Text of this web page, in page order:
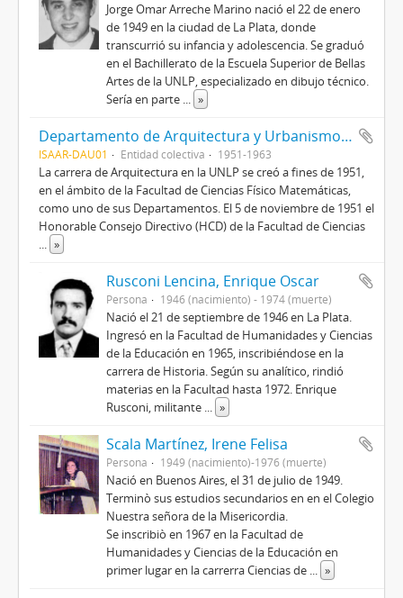
Jorge Omar Arreche Marino nació el 22 de enero
de 1949 en la ciudad de La Plata, donde
transcurrió su infancia y adolescencia. Se graduó
en el Bachillerato de la Escuela Superior de Bellas
Artes de la UNLP, especializado en dibujo técnico.
Sería en parte ... »
Departamento de Arquitectura y Urbanismo. Facultad de Ciencias Fisicomatemáticas. Universidad Nacional de La Plata (1951-1963)
ISAAR-DAU01 Entidad colectiva 1951-1963
La carrera de Arquitectura en la UNLP se creó a fines de 1951,
en el ámbito de la Facultad de Ciencias Físico Matemáticas,
como uno de sus Departamentos. El 5 de noviembre de 1951 el
Honorable Consejo Directivo (HCD) de la Facultad de Ciencias
... »
Rusconi Lencina, Enrique Oscar
Persona 1946 (nacimiento) - 1974 (muerte)
Nació el 21 de septiembre de 1946 en La Plata.
Ingresó en la Facultad de Humanidades y Ciencias
de la Educación en 1965, inscribiéndose en la
carrera de Historia. Según su analítico, rindió
materias en la Facultad hasta 1972. Enrique
Rusconi, militante ... »
Scala Martínez, Irene Felisa
Persona 1949 (nacimiento)-1976 (muerte)
Nació en Buenos Aires, el 31 de julio de 1949.
Terminò sus estudios secundarios en en el Colegio
Nuestra señora de la Misericordia.
Se inscribiò en 1967 en la Facultad de
Humanidades y Ciencias de la Educación en
primer lugar en la carrerra Ciencias de ... »